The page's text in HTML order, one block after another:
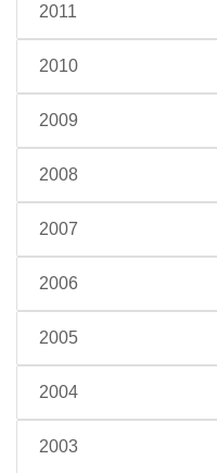
2011
2010
2009
2008
2007
2006
2005
2004
2003